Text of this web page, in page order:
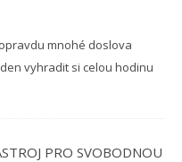
mnohé doslova
vyhradit si celou hodinu
PRO SVOBODNOU